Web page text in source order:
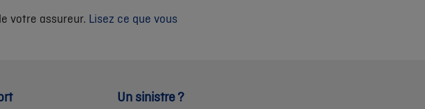
votre assureur. Lisez ce que vous
Un sinistre ?